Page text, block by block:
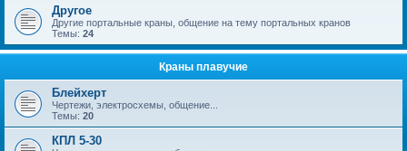
Другое
Другие портальные краны, общение на тему портальных кранов
Темы: 24
Краны плавучие
Блейхерт
Чертежи, электросхемы, общение...
Темы: 20
КПЛ 5-30